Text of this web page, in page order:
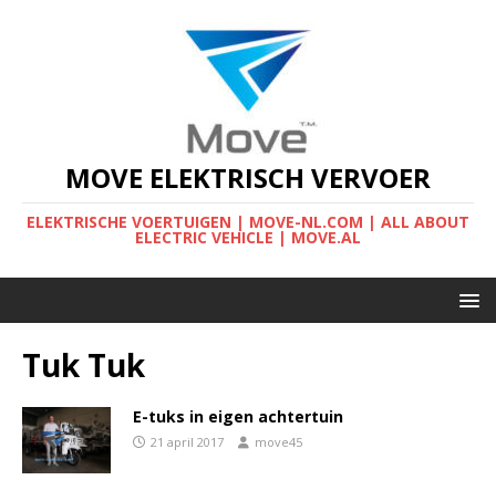
MOVE ELEKTRISCH VERVOER
ELEKTRISCHE VOERTUIGEN | MOVE-NL.COM | ALL ABOUT
ELECTRIC VEHICLE | MOVE.AL
Tuk Tuk
E-tuks in eigen achtertuin
21 april 2017 move45